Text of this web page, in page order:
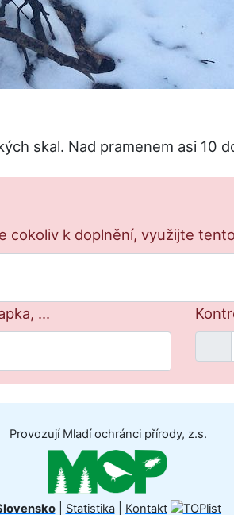
skal. Nad pramenem asi 10
cokoliv k doplnění, využijte
...
Provozují Mladí ochránci přírody, z.s.
| Statistika| Kontakt